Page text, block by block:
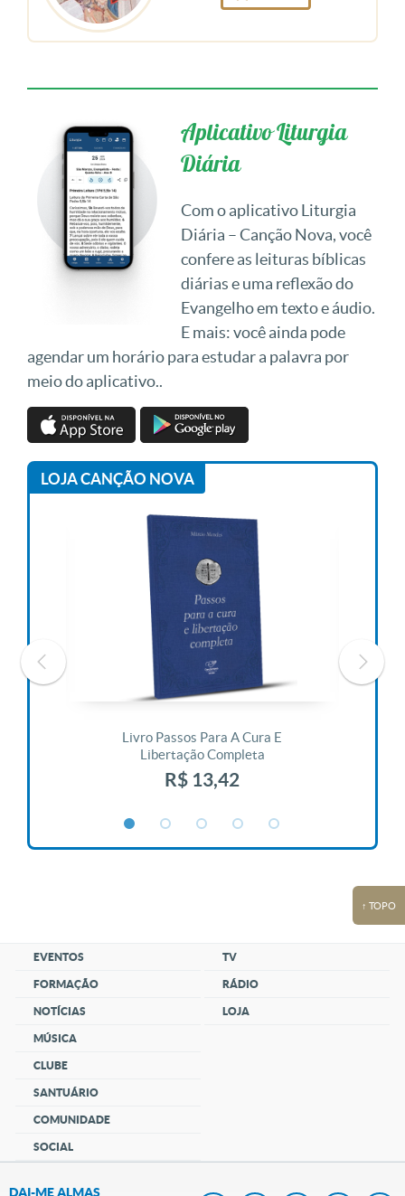
Aplicativo Liturgia
Diária
Com o aplicativo Liturgia
Diária – Canção Nova, você
confere as leituras bíblicas
diárias e uma reflexão do
Evangelho em texto e áudio.
E mais: você ainda pode
agendar um horário para estudar a palavra por
meio do aplicativo..
LOJA CANÇÃO NOVA
Livro Passos Para A Cura E
Libertação Completa
R$ 13,42
↑ TOPO
EVENTOS
FORMAÇÃO
NOTÍCIAS
MÚSICA
CLUBE
SANTUÁRIO
COMUNIDADE
SOCIAL
TV
RÁDIO
LOJA
DAI-ME ALMAS